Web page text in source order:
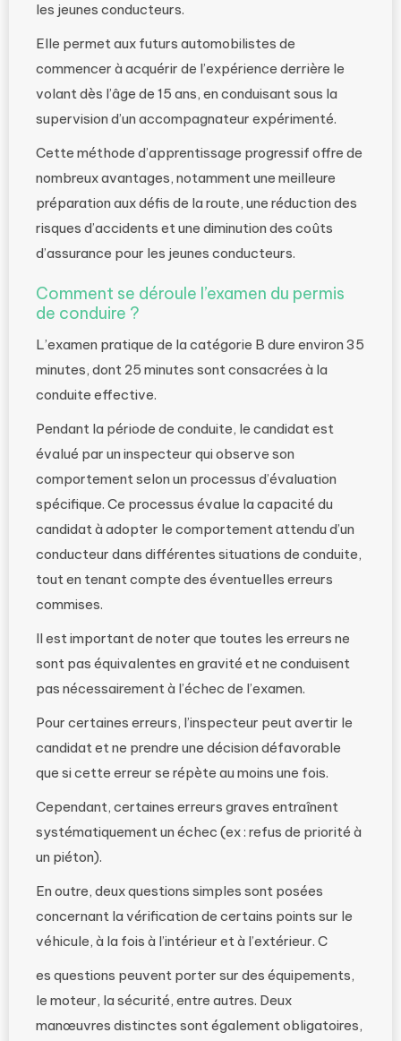
les jeunes conducteurs.
Elle permet aux futurs automobilistes de
commencer à acquérir de l’expérience derrière le
volant dès l’âge de 15 ans, en conduisant sous la
supervision d’un accompagnateur expérimenté.
Cette méthode d’apprentissage progressif offre de
nombreux avantages, notamment une meilleure
préparation aux défis de la route, une réduction des
risques d’accidents et une diminution des coûts
d’assurance pour les jeunes conducteurs.
Comment se déroule l’examen du permis
de conduire ?
L’examen pratique de la catégorie B dure environ 35
minutes, dont 25 minutes sont consacrées à la
conduite effective.
Pendant la période de conduite, le candidat est
évalué par un inspecteur qui observe son
comportement selon un processus d’évaluation
spécifique. Ce processus évalue la capacité du
candidat à adopter le comportement attendu d’un
conducteur dans différentes situations de conduite,
tout en tenant compte des éventuelles erreurs
commises.
Il est important de noter que toutes les erreurs ne
sont pas équivalentes en gravité et ne conduisent
pas nécessairement à l’échec de l’examen.
Pour certaines erreurs, l’inspecteur peut avertir le
candidat et ne prendre une décision défavorable
que si cette erreur se répète au moins une fois.
Cependant, certaines erreurs graves entraînent
systématiquement un échec (ex : refus de priorité à
un piéton).
En outre, deux questions simples sont posées
concernant la vérification de certains points sur le
véhicule, à la fois à l’intérieur et à l’extérieur. C
es questions peuvent porter sur des équipements,
le moteur, la sécurité, entre autres. Deux
manœuvres distinctes sont également obligatoires,